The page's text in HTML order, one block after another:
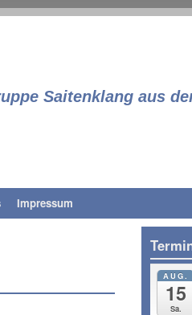
Saitenklang aus
Impressum
AUG.
15
Sa.